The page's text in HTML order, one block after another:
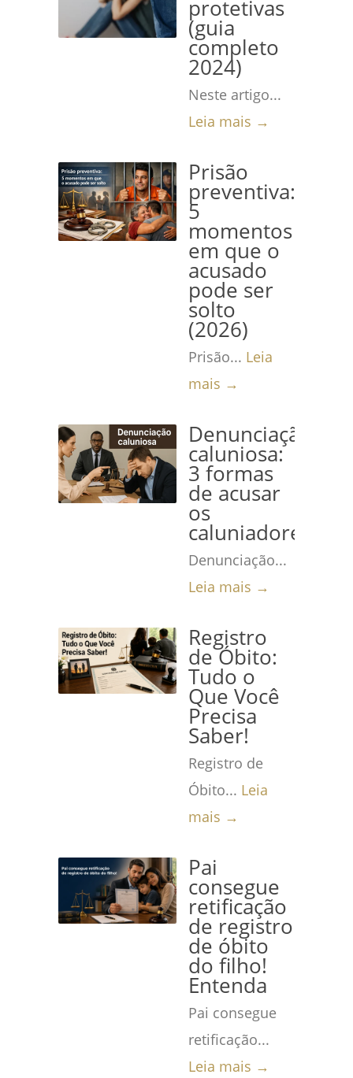
protetivas
(guia
completo
2024)
Neste artigo...
Leia mais →
Prisão
preventiva:
5
momentos
em que o
acusado
pode ser
solto
(2026)
Prisão... Leia
mais →
Denunciação
caluniosa:
3 formas
de acusar
os
caluniadores
Denunciação...
Leia mais →
Registro
de Óbito:
Tudo o
Que Você
Precisa
Saber!
Registro de
Óbito... Leia
mais →
Pai
consegue
retificação
de registro
de óbito
do filho!
Entenda
Pai consegue
retificação...
Leia mais →